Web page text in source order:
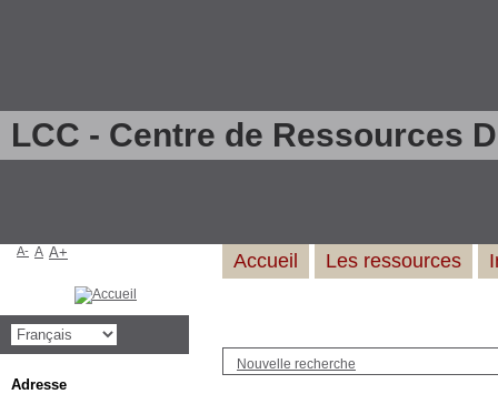
LCC - Centre de Ressources
Nouvelle recherche
Accueil Les ressources
A- A A+
Adresse